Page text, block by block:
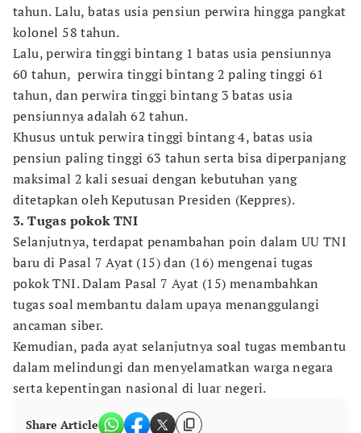
tahun. Lalu, batas usia pensiun perwira hingga pangkat
kolonel 58 tahun.
Lalu, perwira tinggi bintang 1 batas usia pensiunnya
60 tahun, perwira tinggi bintang 2 paling tinggi 61
tahun, dan perwira tinggi bintang 3 batas usia
pensiunnya adalah 62 tahun.
Khusus untuk perwira tinggi bintang 4, batas usia
pensiun paling tinggi 63 tahun serta bisa diperpanjang
maksimal 2 kali sesuai dengan kebutuhan yang
ditetapkan oleh Keputusan Presiden (Keppres).
3. Tugas pokok TNI
Selanjutnya, terdapat penambahan poin dalam UU TNI
baru di Pasal 7 Ayat (15) dan (16) mengenai tugas
pokok TNI. Dalam Pasal 7 Ayat (15) menambahkan
tugas soal membantu dalam upaya menanggulangi
ancaman siber.
Kemudian, pada ayat selanjutnya soal tugas membantu
dalam melindungi dan menyelamatkan warga negara
serta kepentingan nasional di luar negeri.
Share Article